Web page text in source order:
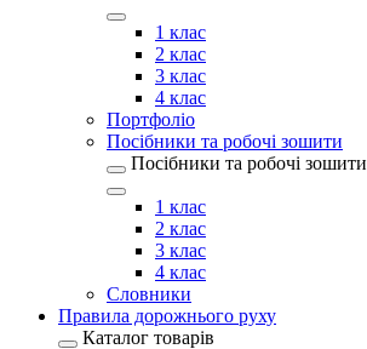
1 клас
2 клас
3 клас
4 клас
Портфоліо
Посібники та робочі зошити
Посібники та робочі зошити
1 клас
2 клас
3 клас
4 клас
Словники
Правила дорожнього руху
Каталог товарів